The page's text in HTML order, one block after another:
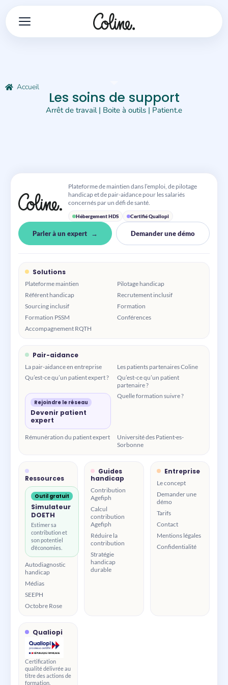
Accueil
Les soins de support
Arrêt de travail| Boite à outils | Patient.e
Plateforme de maintien dans l’emploi, de pilotage
handicap et de pair-aidance pour les salariés
concernés par un défi de santé.
Hébergement HDS Certifié Qualiopi
Parler à un expert Demander une démo
Solutions
Plateforme maintien
Pilotage handicap
Référent handicap
Recrutement inclusif
Sourcing inclusif
Formation
Formation PSSM
Conférences
Accompagnement RQTH
Pair-aidance
La pair-aidance en entreprise
Les patients partenaires Coline
Qu’est-ce qu’un patient expert ?
Qu’est-ce qu’un patient
partenaire ?
Rejoindre le réseau
Devenir patient
expert
Quelle formation suivre ?
Rémunération du patient expert
Université des Patient·es-
Sorbonne
Ressources
Outil gratuit
Simulateur
DOETH
Estimer sa
contribution et
son potentiel
d’économies.
Autodiagnostic
handicap
Médias
SEEPH
Octobre Rose
Guides
handicap
Contribution
Agefiph
Calcul
contribution
Agefiph
Réduire la
contribution
Stratégie
handicap
durable
Entreprise
Le concept
Demander une
démo
Tarifs
Contact
Mentions légales
Confidentialité
Qualiopi
Certification
qualité délivrée au
titre des actions de
formation.